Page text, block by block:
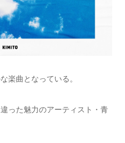
楽曲となっている。
った魅力のアーティスト・青